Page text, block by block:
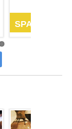
SPAR 0%